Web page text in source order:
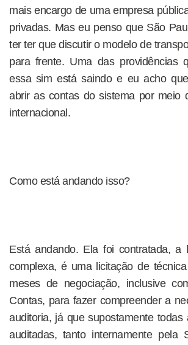
mais encargo de uma empresa
privadas. Mas eu penso que São
ter ter que discutir o modelo de
para frente. Uma das providências
essa sim está saindo e eu acho
abrir as contas do sistema por meio
internacional.
Como está andando isso?
Está andando. Ela foi contratada, a
complexa, é uma licitação de
meses de negociação, inclusive
Contas, para fazer compreender a
auditoria, já que supostamente
auditadas, tanto internamente pela